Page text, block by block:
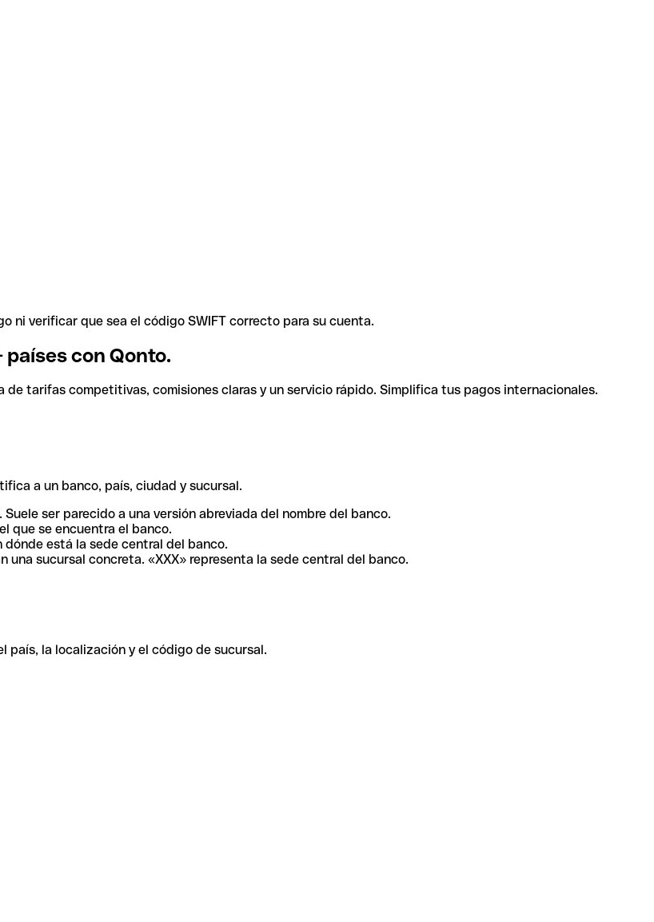
ni verificar que sea el código SWIFT correcto para su cuenta.
con Qonto.
tarifas competitivas, comisiones claras y un servicio rápido. Simplifica tus pagos internacionales.
a un banco, país, ciudad y sucursal.
ser parecido a una versión abreviada del nombre del banco.
que se encuentra el banco.
está la sede central del banco.
una sucursal concreta. «XXX» representa la sede central del banco.
país, la localización y el código de sucursal.